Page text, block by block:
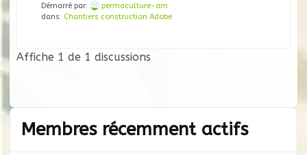
Démarré par:
permaculture-am
dans: Chantiers construction Adobe
Affiche 1 de 1 discussions
Membres récemment actifs